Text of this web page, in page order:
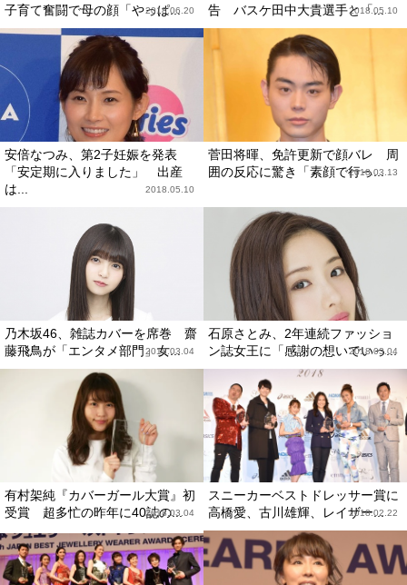
子育て奮闘で母の顔「やっぱ...
2018.06.20
告 バスケ田中大貴選手と「...
2018.05.10
安倍なつみ、第2子妊娠を発表
「安定期に入りました」 出産
は...
2018.05.10
菅田将暉、免許更新で顔バレ 周
囲の反応に驚き「素顔で行っ...
2018.03.13
乃木坂46、雑誌カバーを席巻 齋
藤飛鳥が「エンタメ部門」女...
2018.03.04
石原さとみ、2年連続ファッショ
ン誌女王に「感謝の想いでいっ...
2018.03.04
有村架純『カバーガール大賞』初
受賞 超多忙の昨年に40誌の...
2018.03.04
スニーカーベストドレッサー賞に
高橋愛、古川雄輝、レイザー...
2018.02.22